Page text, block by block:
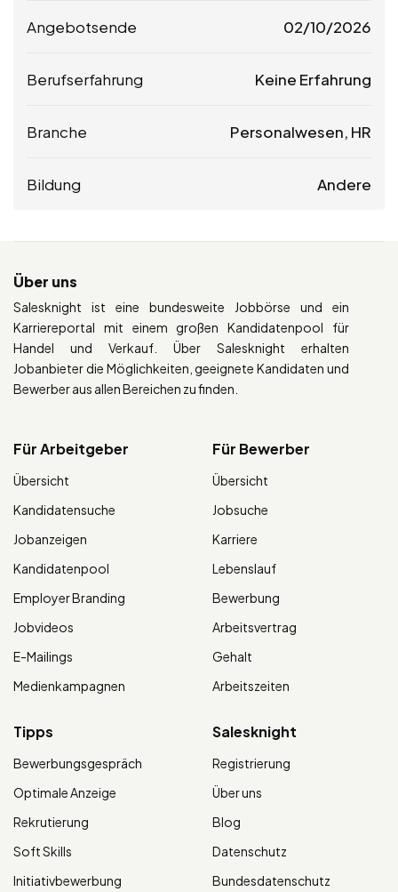
Angebotsende 02/10/2026
Berufserfahrung Keine Erfahrung
Branche Personalwesen, HR
Bildung Andere
Über uns
Salesknight ist eine bundesweite Jobbörse und ein
Karriereportal mit einem großen Kandidatenpool für
Handel und Verkauf. Über Salesknight erhalten
Jobanbieter die Möglichkeiten, geeignete Kandidaten und
Bewerber aus allen Bereichen zu finden.
Für Arbeitgeber
Übersicht
Kandidatensuche
Jobanzeigen
Kandidatenpool
Employer Branding
Jobvideos
E-Mailings
Medienkampagnen
Für Bewerber
Übersicht
Jobsuche
Karriere
Lebenslauf
Bewerbung
Arbeitsvertrag
Gehalt
Arbeitszeiten
Tipps
Bewerbungsgespräch
Optimale Anzeige
Rekrutierung
Soft Skills
Initiativbewerbung
Salesknight
Registrierung
Über uns
Blog
Datenschutz
Bundesdatenschutz